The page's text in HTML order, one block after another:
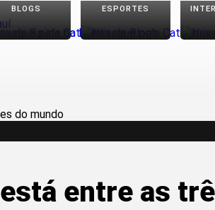
BLOGS ESPORTES
entre as